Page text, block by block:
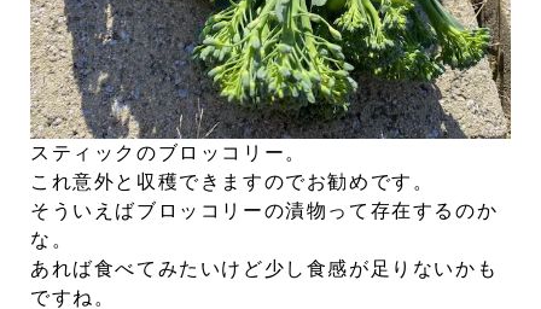
スティックのブロッコリー。
これ意外と収穫できますのでお勧めです。
そういえばブロッコリーの漬物って存在するのか
な。
あれば食べてみたいけど少し食感が足りないかも
ですね。